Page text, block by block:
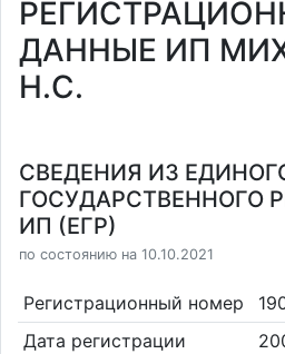
ДАННЫЕ ИП
Н.С.
СВЕДЕНИЯ ИЗ
ГОСУДАРСТВЕННОГО
ИП (ЕГР)
по состоянию на 10.10.2021
Регистрационный номер
Дата регистрации